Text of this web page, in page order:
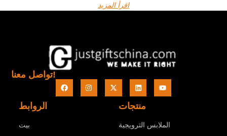
اقرأ المزيد
الروابط
بيت
منتجات
الملابس الترويجية
تواصل معنا!